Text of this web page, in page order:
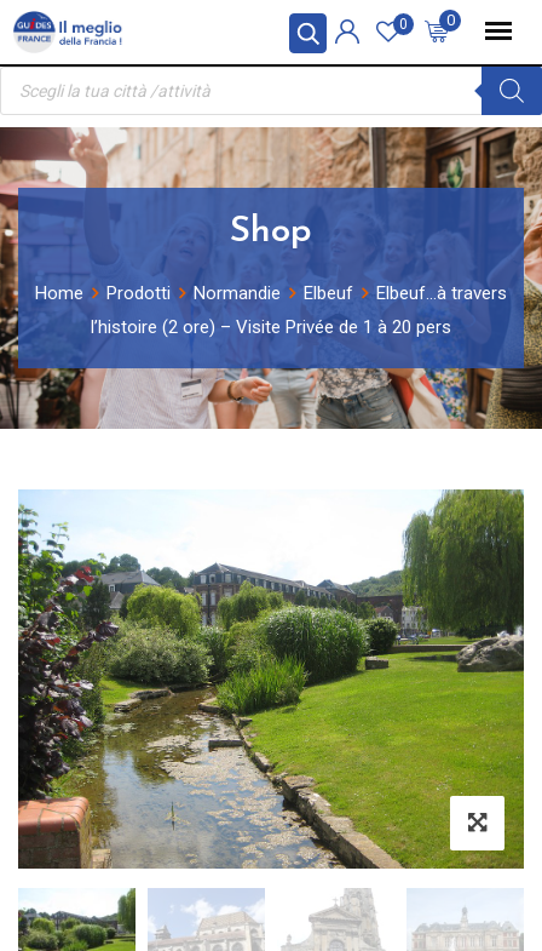
Pannello di gestione dei cookies
Skip
content
0
0
Ricerca
prodotti
Shop
Home Prodotti Normandie Elbeuf
Elbeuf…à travers
l’histoire (2 ore) – Visite Privée de 1 à 20 pers